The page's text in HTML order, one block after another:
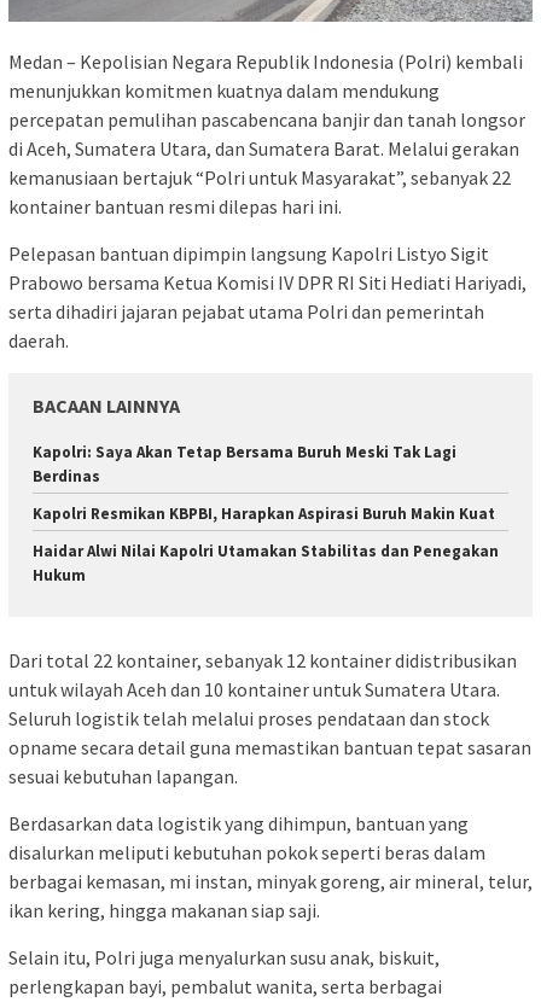
Medan – Kepolisian Negara Republik Indonesia (Polri) kembali
menunjukkan komitmen kuatnya dalam mendukung
percepatan pemulihan pascabencana banjir dan tanah longsor
di Aceh, Sumatera Utara, dan Sumatera Barat. Melalui gerakan
kemanusiaan bertajuk “Polri untuk Masyarakat”, sebanyak 22
kontainer bantuan resmi dilepas hari ini.
Pelepasan bantuan dipimpin langsung Kapolri Listyo Sigit
Prabowo bersama Ketua Komisi IV DPR RI Siti Hediati Hariyadi,
serta dihadiri jajaran pejabat utama Polri dan pemerintah
daerah.
BACAAN LAINNYA
Kapolri: Saya Akan Tetap Bersama Buruh Meski Tak Lagi
Berdinas
Kapolri Resmikan KBPBI, Harapkan Aspirasi Buruh Makin Kuat
Haidar Alwi Nilai Kapolri Utamakan Stabilitas dan Penegakan
Hukum
Dari total 22 kontainer, sebanyak 12 kontainer didistribusikan
untuk wilayah Aceh dan 10 kontainer untuk Sumatera Utara.
Seluruh logistik telah melalui proses pendataan dan stock
opname secara detail guna memastikan bantuan tepat sasaran
sesuai kebutuhan lapangan.
Berdasarkan data logistik yang dihimpun, bantuan yang
disalurkan meliputi kebutuhan pokok seperti beras dalam
berbagai kemasan, mi instan, minyak goreng, air mineral, telur,
ikan kering, hingga makanan siap saji.
Selain itu, Polri juga menyalurkan susu anak, biskuit,
perlengkapan bayi, pembalut wanita, serta berbagai